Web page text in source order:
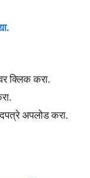
क्लिक करा.
अपलोड करा.